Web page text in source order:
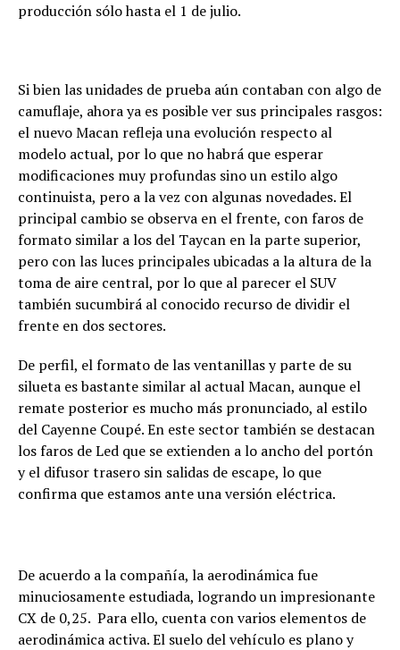
producción sólo hasta el 1 de julio.
Si bien las unidades de prueba aún contaban con algo de
camuflaje, ahora ya es posible ver sus principales rasgos:
el nuevo Macan refleja una evolución respecto al
modelo actual, por lo que no habrá que esperar
modificaciones muy profundas sino un estilo algo
continuista, pero a la vez con algunas novedades. El
principal cambio se observa en el frente, con faros de
formato similar a los del Taycan en la parte superior,
pero con las luces principales ubicadas a la altura de la
toma de aire central, por lo que al parecer el SUV
también sucumbirá al conocido recurso de dividir el
frente en dos sectores.
De perfil, el formato de las ventanillas y parte de su
silueta es bastante similar al actual Macan, aunque el
remate posterior es mucho más pronunciado, al estilo
del Cayenne Coupé. En este sector también se destacan
los faros de Led que se extienden a lo ancho del portón
y el difusor trasero sin salidas de escape, lo que
confirma que estamos ante una versión eléctrica.
De acuerdo a la compañía, la aerodinámica fue
minuciosamente estudiada, logrando un impresionante
CX de 0,25. Para ello, cuenta con varios elementos de
aerodinámica activa. El suelo del vehículo es plano y